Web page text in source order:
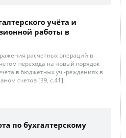
учёта и
работы в
расчетных операций в
перехода на новый порядок
в бюджетных уч -реждениях в
счетов [39, с.41].
по бухгалтерскому